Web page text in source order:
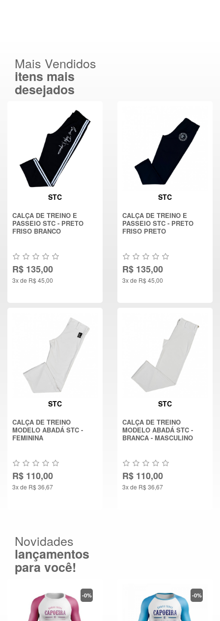
Mais Vendidos
itens mais
desejados
STC
CALÇA DE TREINO E
PASSEIO STC - PRETO
FRISO BRANCO
R$ 135,00
3x de R$ 45,00
STC
CALÇA DE TREINO E
PASSEIO STC - PRETO
FRISO PRETO
R$ 135,00
3x de R$ 45,00
STC
CALÇA DE TREINO
MODELO ABADÁ STC -
FEMININA
R$ 110,00
3x de R$ 36,67
STC
CALÇA DE TREINO
MODELO ABADÁ STC -
BRANCA - MASCULINO
R$ 110,00
3x de R$ 36,67
Novidades
lançamentos
para você!
-0% -0%